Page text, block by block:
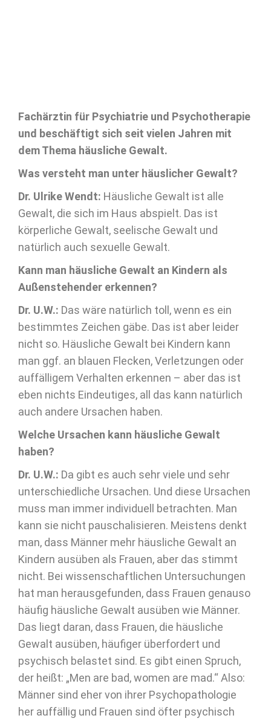
Fachärztin für Psychiatrie und Psychotherapie
und beschäftigt sich seit vielen Jahren mit
dem Thema häusliche Gewalt.
Was versteht man unter häuslicher Gewalt?
Dr. Ulrike Wendt: Häusliche Gewalt ist alle
Gewalt, die sich im Haus abspielt. Das ist
körperliche Gewalt, seelische Gewalt und
natürlich auch sexuelle Gewalt.
Kann man häusliche Gewalt an Kindern als
Außenstehender erkennen?
Dr. U.W.: Das wäre natürlich toll, wenn es ein
bestimmtes Zeichen gäbe. Das ist aber leider
nicht so. Häusliche Gewalt bei Kindern kann
man ggf. an blauen Flecken, Verletzungen oder
auffälligem Verhalten erkennen – aber das ist
eben nichts Eindeutiges, all das kann natürlich
auch andere Ursachen haben.
Welche Ursachen kann häusliche Gewalt
haben?
Dr. U.W.: Da gibt es auch sehr viele und sehr
unterschiedliche Ursachen. Und diese Ursachen
muss man immer individuell betrachten. Man
kann sie nicht pauschalisieren. Meistens denkt
man, dass Männer mehr häusliche Gewalt an
Kindern ausüben als Frauen, aber das stimmt
nicht. Bei wissenschaftlichen Untersuchungen
hat man herausgefunden, dass Frauen genauso
häufig häusliche Gewalt ausüben wie Männer.
Das liegt daran, dass Frauen, die häusliche
Gewalt ausüben, häufiger überfordert und
psychisch belastet sind. Es gibt einen Spruch,
der heißt: „Men are bad, women are mad.“ Also:
Männer sind eher von ihrer Psychopathologie
her auffällig und Frauen sind öfter psychisch